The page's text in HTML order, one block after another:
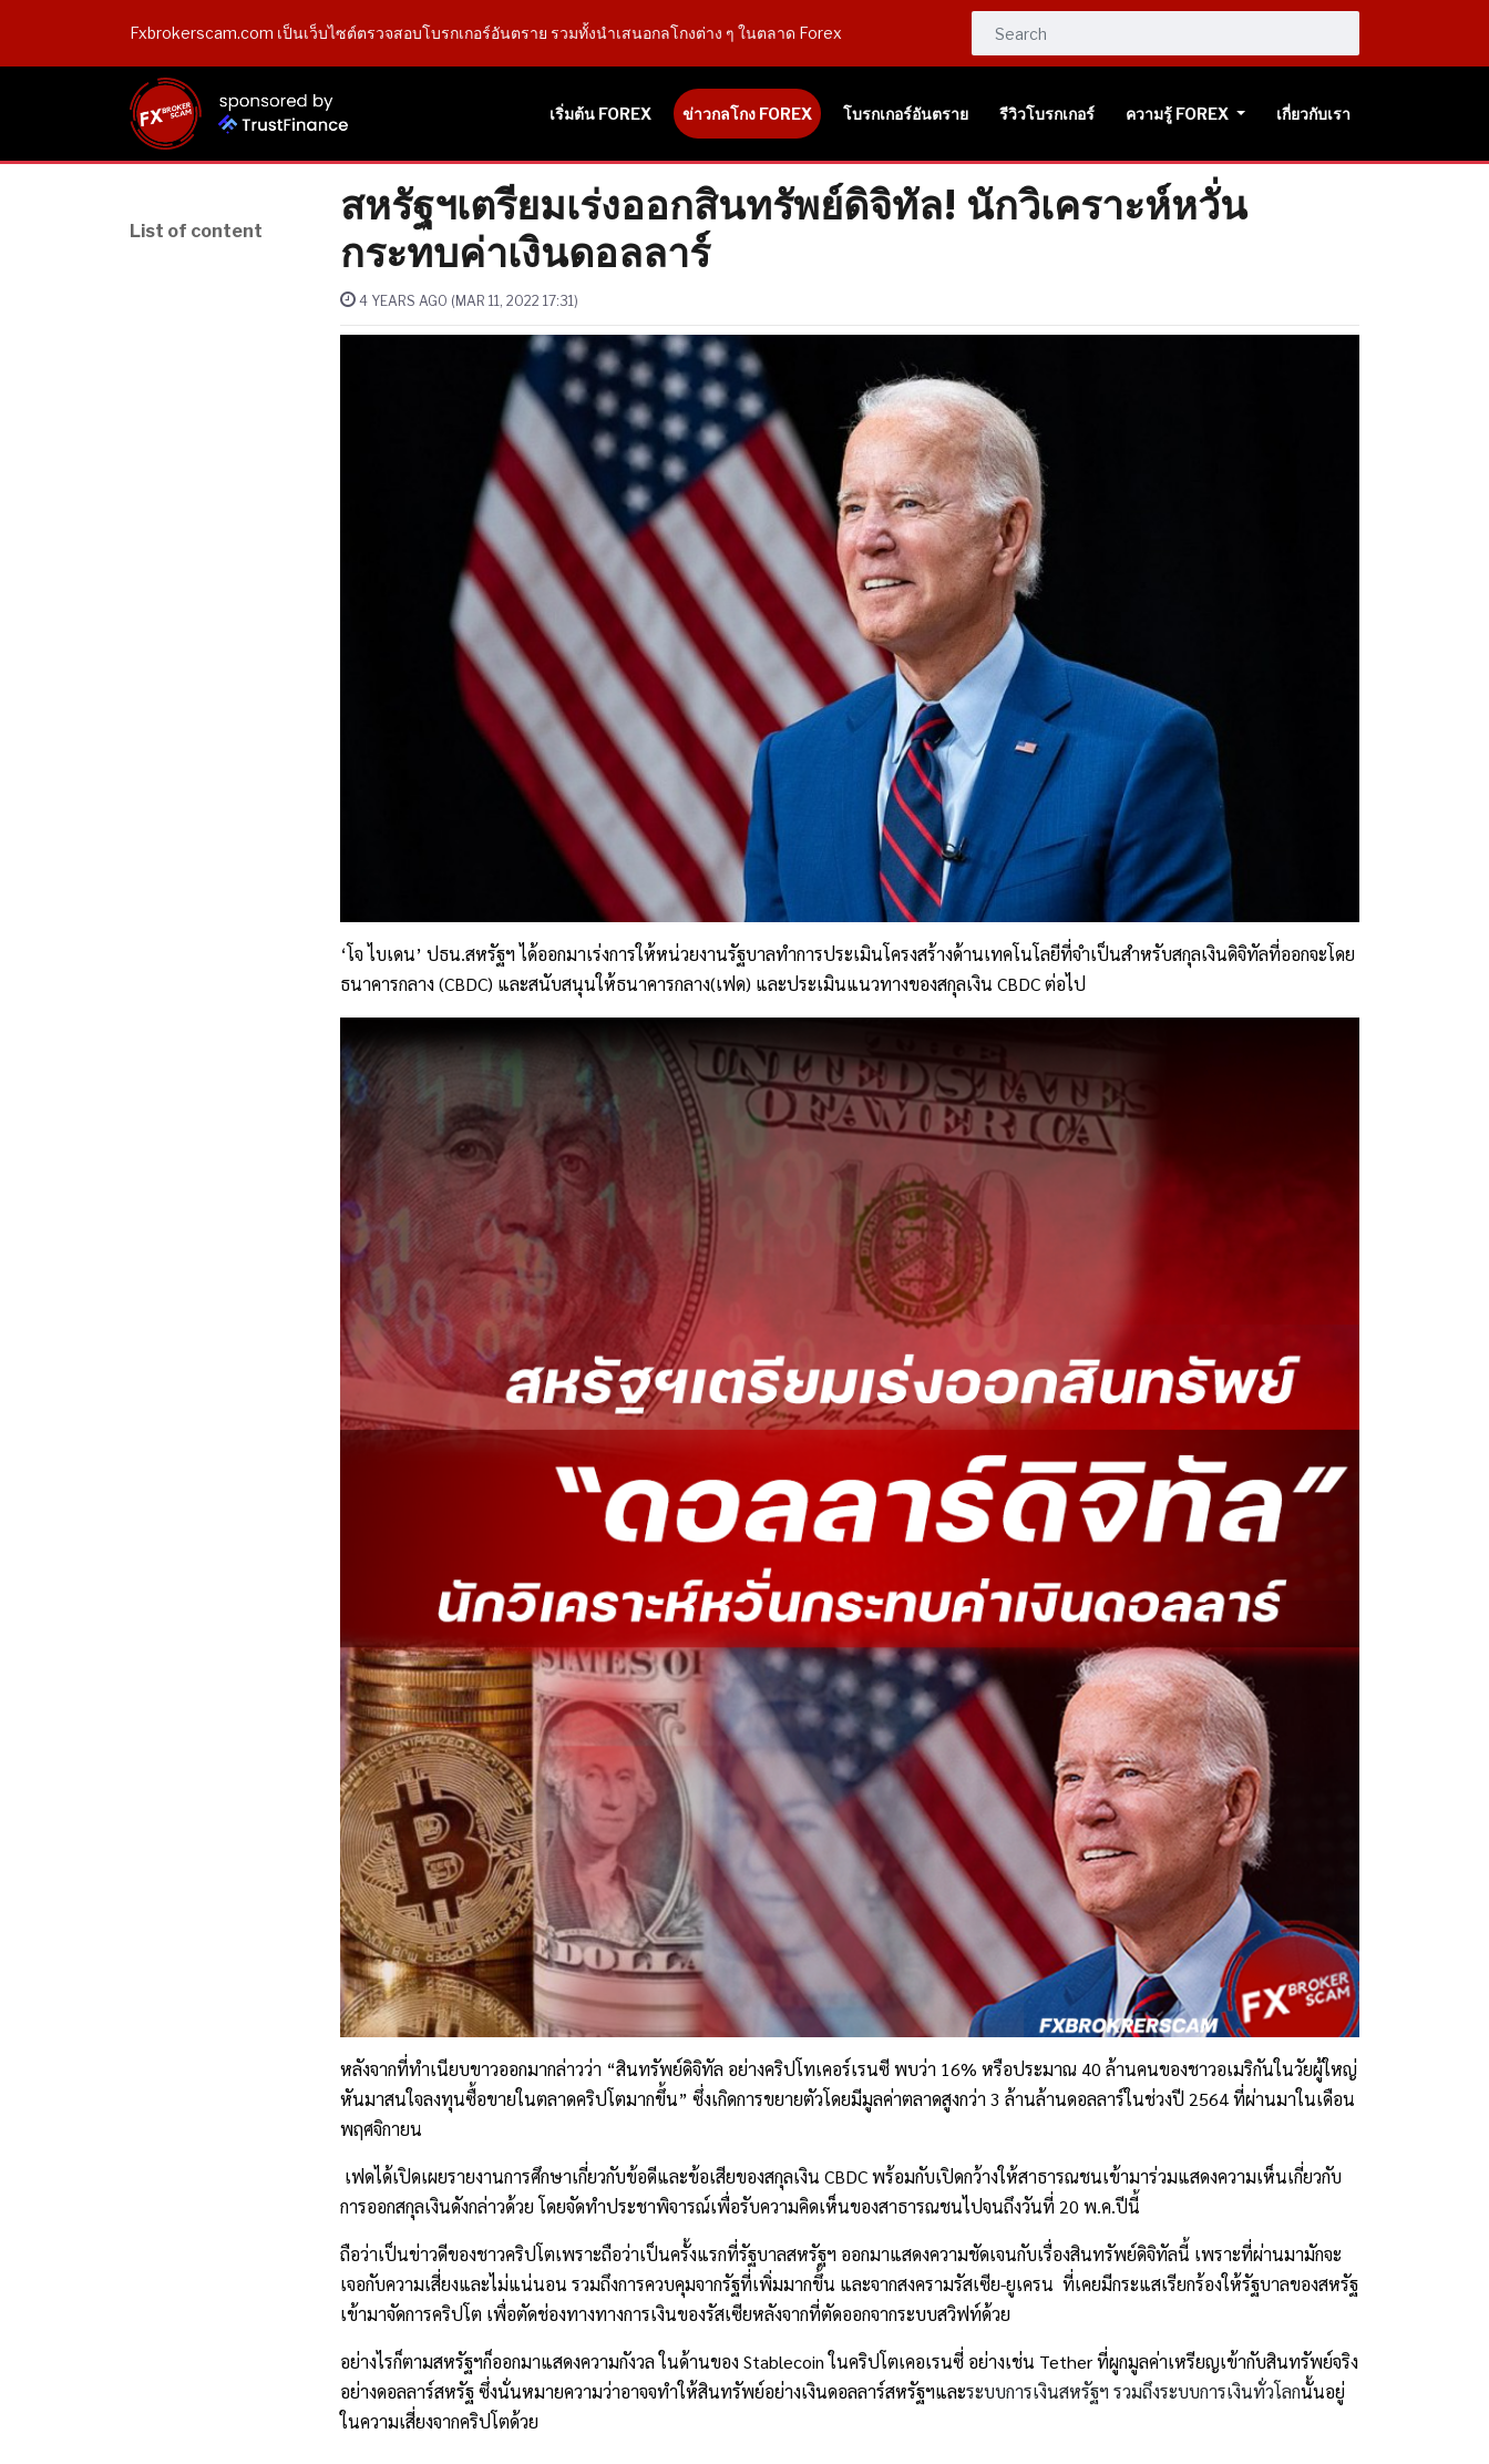
Fxbrokerscam.com เป็นเว็บไซต์ตรวจสอบโบรกเกอร์อันตราย รวมทั้งนำเสนอกลโกงต่าง ๆ ในตลาด Forex
เริ่มต้น FOREX ข่าวกลโกง FOREX โบรกเกอร์อันตราย รีวิวโบรกเกอร์ ความรู้ FOREX เกี่ยวกับเรา
List of content
สหรัฐฯเตรียมเร่งออกสินทรัพย์ดิจิทัล! นักวิเคราะห์หวั่น
กระทบค่าเงินดอลลาร์
4 YEARS AGO (MAR 11, 2022 17:31)
‘โจ ไบเดน’ ปธน.สหรัฐฯ ได้ออกมาเร่งการให้หน่วยงานรัฐบาลทำการประเมินโครงสร้างด้านเทคโนโลยีที่จำเป็นสำหรับสกุลเงินดิจิทัลที่ออกจะโดย
ธนาคารกลาง (CBDC) และสนับสนุนให้ธนาคารกลาง(เฟด) และประเมินแนวทางของสกุลเงิน CBDC ต่อไป
หลังจากที่ทำเนียบขาวออกมากล่าวว่า “สินทรัพย์ดิจิทัล อย่างคริปโทเคอร์เรนซี พบว่า 16% หรือประมาณ 40 ล้านคนของชาวอเมริกันในวัยผู้ใหญ่
หันมาสนใจลงทุนซื้อขายในตลาดคริปโตมากขึ้น” ซึ่งเกิดการขยายตัวโดยมีมูลค่าตลาดสูงกว่า 3 ล้านล้านดอลลาร์ในช่วงปี 2564 ที่ผ่านมาในเดือน
พฤศจิกายน
เฟดได้เปิดเผยรายงานการศึกษาเกี่ยวกับข้อดีและข้อเสียของสกุลเงิน CBDC พร้อมกับเปิดกว้างให้สาธารณชนเข้ามาร่วมแสดงความเห็นเกี่ยวกับ
การออกสกุลเงินดังกล่าวด้วย โดยจัดทำประชาพิจารณ์เพื่อรับความคิดเห็นของสาธารณชนไปจนถึงวันที่ 20 พ.ค.ปีนี้
ถือว่าเป็นข่าวดีของชาวคริปโตเพราะถือว่าเป็นครั้งแรกที่รัฐบาลสหรัฐฯ ออกมาแสดงความชัดเจนกับเรื่องสินทรัพย์ดิจิทัลนี้ เพราะที่ผ่านมามักจะ
เจอกับความเสี่ยงและไม่แน่นอน รวมถึงการควบคุมจากรัฐที่เพิ่มมากขึ้น และจากสงครามรัสเซีย-ยูเครน  ที่เคยมีกระแสเรียกร้องให้รัฐบาลของสหรัฐ
เข้ามาจัดการคริปโต เพื่อตัดช่องทางทางการเงินของรัสเซียหลังจากที่ตัดออกจากระบบสวิฟท์ด้วย
อย่างไรก็ตามสหรัฐฯก็ออกมาแสดงความกังวล ในด้านของ Stablecoin ในคริปโตเคอเรนซี่ อย่างเช่น Tether ที่ผูกมูลค่าเหรียญเข้ากับสินทรัพย์จริง
อย่างดอลลาร์สหรัฐ ซึ่งนั่นหมายความว่าอาจจทำให้สินทรัพย์อย่างเงินดอลลาร์สหรัฐฯและระบบการเงินสหรัฐฯ รวมถึงระบบการเงินทั่วโลกนั้นอยู่
ในความเสี่ยงจากคริปโตด้วย